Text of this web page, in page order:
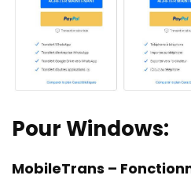
Pour Windows:
MobileTrans –